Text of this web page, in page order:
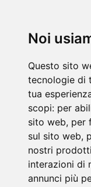
Noi
Questo sito
tecnologie di
tua
scopi: per
sito web, per
sul sito web,
nostri
interazioni di
annunci più